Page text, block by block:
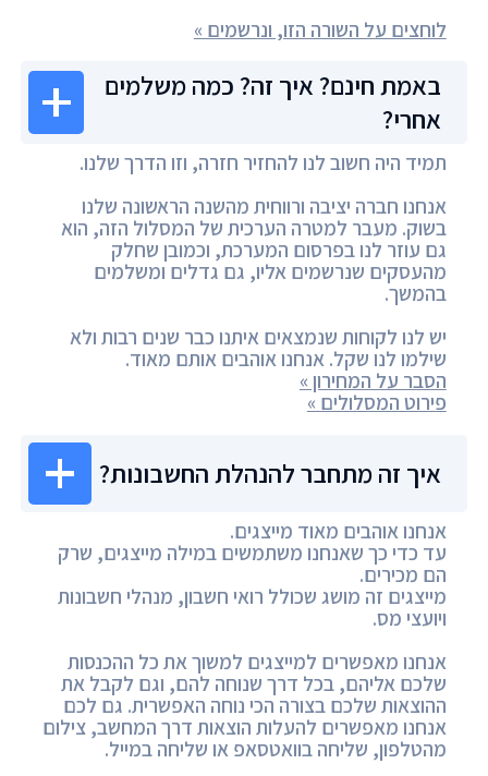
לוחצים על השורה הזו, ונרשמים »
באמת חינם? איך זה? כמה משלמים
אחרי?
תמיד היה חשוב לנו להחזיר חזרה, וזו הדרך שלנו.
אנחנו חברה יציבה ורווחית מהשנה הראשונה שלנו
בשוק. מעבר למטרה הערכית של המסלול הזה, הוא
גם עוזר לנו בפרסום המערכת, וכמובן שחלק
מהעסקים שנרשמים אליו, גם גדלים ומשלמים
בהמשך.
יש לנו לקוחות שנמצאים איתנו כבר שנים רבות ולא
שילמו לנו שקל. אנחנו אוהבים אותם מאוד.
הסבר על המחירון »
פירוט המסלולים »
איך זה מתחבר להנהלת החשבונות?
אנחנו אוהבים מאוד מייצגים.
עד כדי כך שאנחנו משתמשים במילה מייצגים, שרק
הם מכירים.
מייצגים זה מושג שכולל רואי חשבון, מנהלי חשבונות
ויועצי מס.
אנחנו מאפשרים למייצגים למשוך את כל ההכנסות
שלכם אליהם, בכל דרך שנוחה להם, וגם לקבל את
ההוצאות שלכם בצורה הכי נוחה האפשרית. גם לכם
אנחנו מאפשרים להעלות הוצאות דרך המחשב, צילום
מהטלפון, שליחה בוואטסאפ או שליחה במייל.